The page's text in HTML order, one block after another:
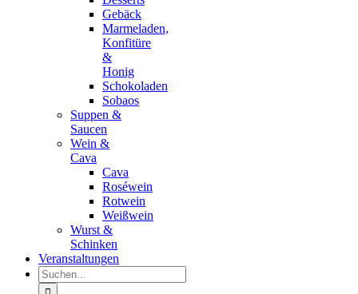
Gebäck
Marmeladen,
Konfitüre
&
Honig
Schokoladen
Sobaos
Suppen &
Saucen
Wein &
Cava
Cava
Roséwein
Rotwein
Weißwein
Wurst &
Schinken
Veranstaltungen
Suche
nach: